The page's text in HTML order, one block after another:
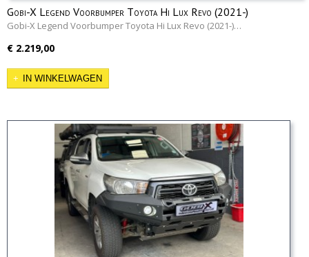
Gobi-X Legend Voorbumper Toyota Hi Lux Revo (2021-)
Gobi-X Legend Voorbumper Toyota Hi Lux Revo (2021-)…
€ 2.219,00
IN WINKELWAGEN